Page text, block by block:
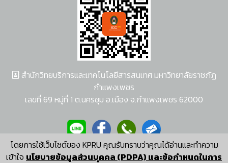
โดยการใช้เว็บไซต์ของ KPRU คุณรับทราบว่าคุณได้อ่านและทำความ
เข้าใจ นโยบายข้อมูลส่วนบุคคล (PDPA) และข้อกำหนดในการ
สำนักวิทยบริการและเทคโนโลยีสารสนเทศ มหาวิทยาลัยราชภัฏ
กำแพงเพชร
เลขที่ 69 หมู่ที่ 1 ต.นครชุม อ.เมือง จ.กำแพงเพชร 62000
ผู้พัฒนาระบบ อนุชา พวงผกา